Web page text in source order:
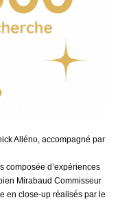
Alléno, accompagné par
composée d’expériences
Mirabaud Commisseur
en close-up réalisés par le